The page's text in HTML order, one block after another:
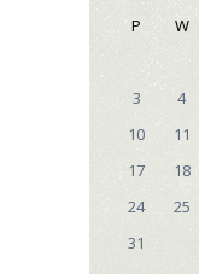
P W
3
4
10
11
17
18
24
25
31